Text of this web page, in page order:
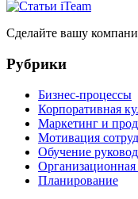
Сделайте вашу
Рубрики
Бизнес-процессы
Корпоративная
Маркетинг и
Мотивация
Обучение
Организационная
Планирование